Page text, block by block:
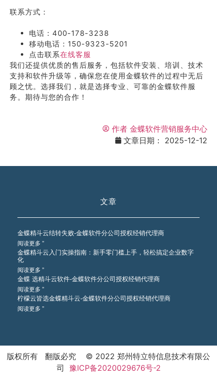
联系方式：
电话：400-178-3238
移动电话：150-9323-5201
点击联系在线客服
我们还提供优质的售后服务，包括软件安装、培训、技术
支持和软件升级等，确保您在使用金蝶软件的过程中无后
顾之忧。选择我们，就是选择专业、可靠的金蝶软件服
务。期待与您的合作！
作者 金蝶软件营销服务中心
文章日期：
2025-12-12
文章
金蝶精斗云结转失败-金蝶软件分公司授权经销代理商
阅读更多 ”
金蝶精斗云入门实操指南：新手零门槛上手，轻松搞定企业数字
化
阅读更多 ”
金蝶 选精斗云软件-金蝶软件分公司授权经销代理商
阅读更多 ”
柠檬云皆选金蝶精斗云-金蝶软件分公司授权经销代理商
阅读更多 ”
版权所有 翻版必究 © 2022 郑州特立特信息技术有限公
司 豫ICP备2020029676号-2